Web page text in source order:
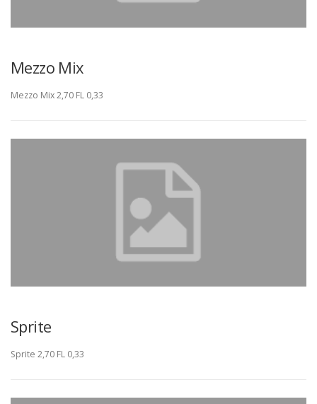
Mezzo Mix
Mezzo Mix 2,70 FL 0,33
Sprite
Sprite 2,70 FL 0,33